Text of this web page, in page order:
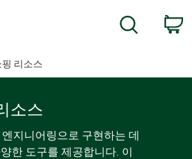
리소스
소스
지니어링으로 구현하는 데
한 도구를 제공합니다. 이